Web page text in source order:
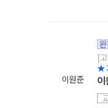
이원준
[
★